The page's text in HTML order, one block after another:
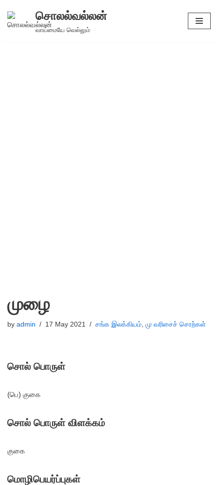
Skip
சொலல்வல்லன்
வாய்மையே வெல்லும்
முழை
by admin 17 May 2021 சங்க இலக்கியம், மு வரிசைச் சொற்கள்
சொல் பொருள்
(பெ) குகை
சொல் பொருள் விளக்கம்
குகை
மொழிபெயர்ப்புகள்